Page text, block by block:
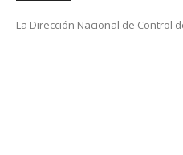
La Dirección Nacional de Control